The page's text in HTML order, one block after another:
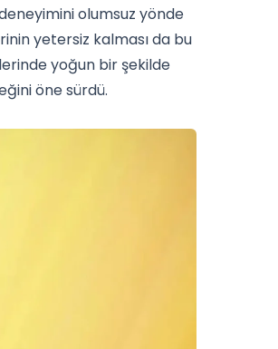
olumsuz yönde
yetersiz kalması da bu
yoğun bir şekilde
öne sürdü.